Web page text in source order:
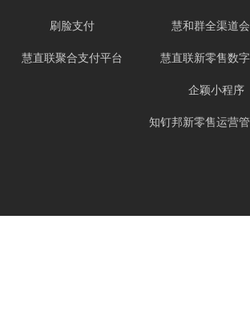
刷脸支付
慧直联聚合支付平台
慧和群全渠道
慧直联新零售数
企颖小程序
知钉邦新零售运营